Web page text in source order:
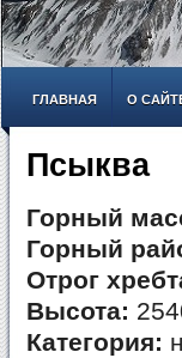
ГЛАВНАЯ О
Псыква
Горный
Горный
Отрог
Высота:
Категория: